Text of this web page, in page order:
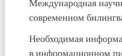
современном
Необходимая
в информационном